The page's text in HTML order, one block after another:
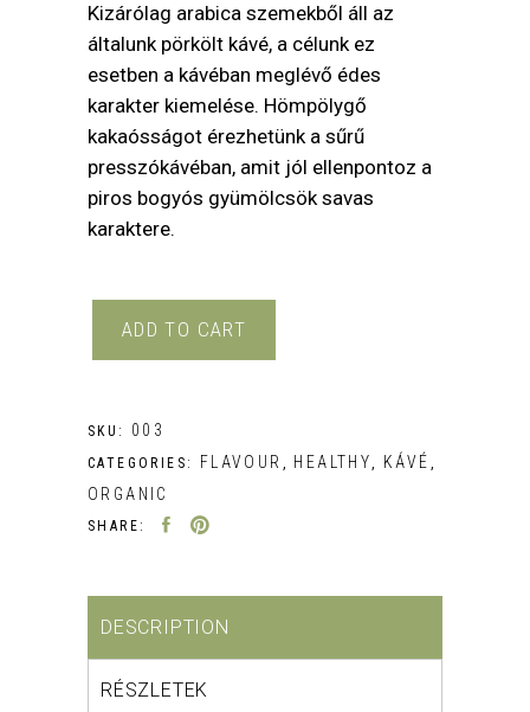
Kizárólag arabica szemekből áll az
általunk pörkölt kávé, a célunk ez
esetben a kávéban meglévő édes
karakter kiemelése. Hömpölygő
kakaósságot érezhetünk a sűrű
presszókávéban, amit jól ellenpontoz a
piros bogyós gyümölcsök savas
karaktere.
ADD TO CART
SKU: 003
CATEGORIES: FLAVOUR , HEALTHY, KÁVÉ ,
ORGANIC
SHARE:
DESCRIPTION
RÉSZLETEK